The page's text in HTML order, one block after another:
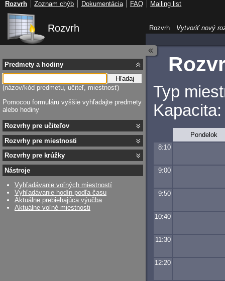
Rozvrh
Typ
Pondelok
8:10
9:00
9:50
10:40
11:30
12:20
Predmety a hodiny
Hľadaj
(názov/kód predmetu, učiteľ, miestnosť)
Pomocou formuláru vyššie vyhľadajte predmety
alebo hodiny
Rozvrhy pre učiteľov
Rozvrhy pre miestnosti
Rozvrhy pre krúžky
Nástroje
Vyhľadávanie voľných miestností
Vyhľadávanie hodín podľa času
Aktuálne prebiehajúca výučba
Aktuálne voľné miestnosti
Rozvrh Vytvoriť nový
Rozvrh Zoznam chýb Dokumentácia FAQ Mailing list